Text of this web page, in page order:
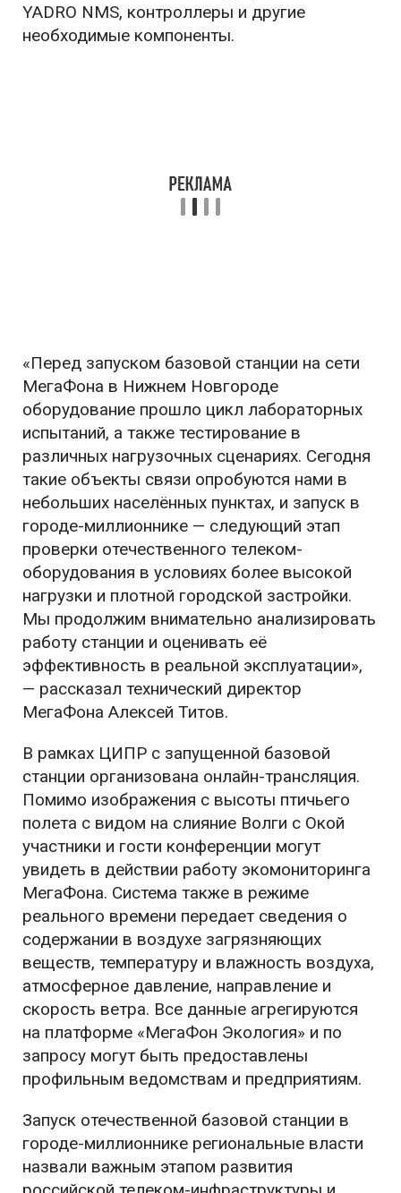
YADRO NMS, контроллеры и другие
необходимые компоненты.
«Перед запуском базовой станции на сети
МегаФона в Нижнем Новгороде
оборудование прошло цикл лабораторных
испытаний, а также тестирование в
различных нагрузочных сценариях. Сегодня
такие объекты связи опробуются нами в
небольших населённых пунктах, и запуск в
городе-миллионнике — следующий этап
проверки отечественного телеком-
оборудования в условиях более высокой
нагрузки и плотной городской застройки.
Мы продолжим внимательно анализировать
работу станции и оценивать её
эффективность в реальной эксплуатации»,
— рассказал технический директор
МегаФона Алексей Титов.
В рамках ЦИПР с запущенной базовой
станции организована онлайн-трансляция.
Помимо изображения с высоты птичьего
полета с видом на слияние Волги с Окой
участники и гости конференции могут
увидеть в действии работу экомониторинга
МегаФона. Система также в режиме
реального времени передает сведения о
содержании в воздухе загрязняющих
веществ, температуру и влажность воздуха,
атмосферное давление, направление и
скорость ветра. Все данные агрегируются
на платформе «МегаФон Экология» и по
запросу могут быть предоставлены
профильным ведомствам и предприятиям.
Запуск отечественной базовой станции в
городе-миллионнике региональные власти
назвали важным этапом развития